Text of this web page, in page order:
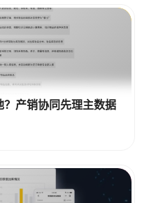
产销协同先理主数据